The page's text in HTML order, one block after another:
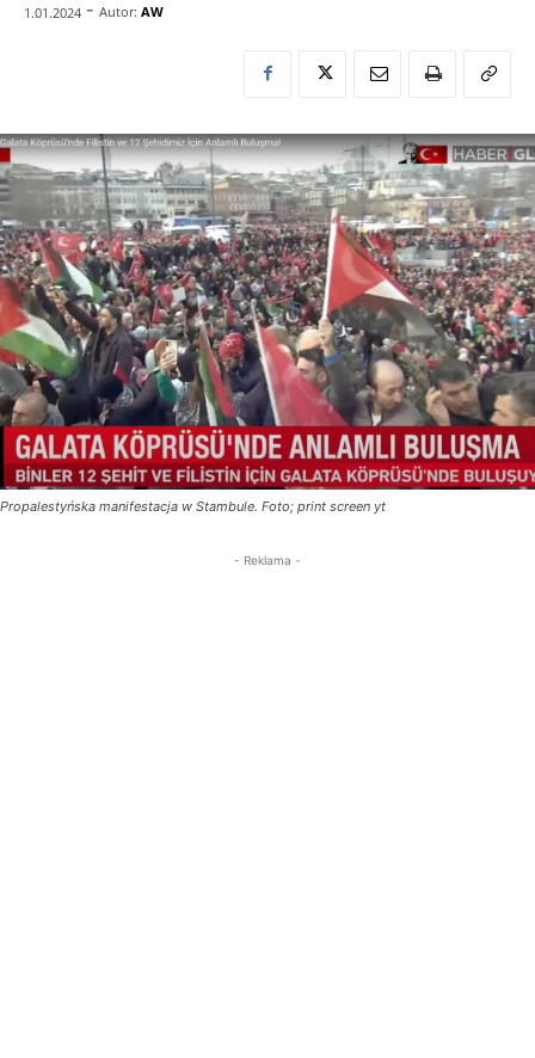
1.01.2024 - Autor: AW
Propalestyńska manifestacja w Stambule. Foto; print screen yt
- Reklama -